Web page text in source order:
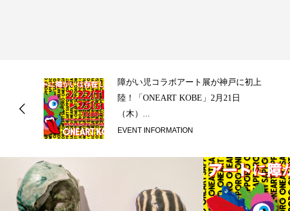
障がい児コラボアート展が神戸に初上
陸！「ONEART KOBE」2月21日
（木）...
EVENT INFORMATION